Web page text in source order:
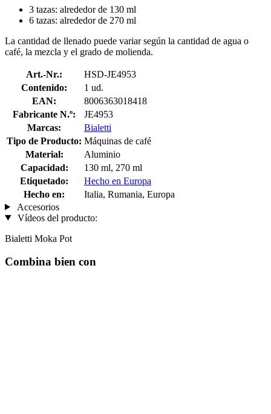
3 tazas: alrededor de 130 ml
6 tazas: alrededor de 270 ml
La cantidad de llenado puede variar según la cantidad de agua o
café, la mezcla y el grado de molienda.
Art.-Nr.:
HSD-JE4953
Contenido:
1 ud.
EAN:
8006363018418
Fabricante N.º:
JE4953
Marcas:
Bialetti
Tipo de Producto: Máquinas de café
Material:
Aluminio
Capacidad:
130 ml, 270 ml
Etiquetado:
Hecho en Europa
Hecho en:
Italia, Rumania, Europa
Accesorios
Vídeos del producto:
Bialetti Moka Pot
Combina bien con